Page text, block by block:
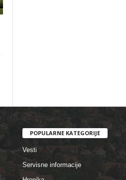
POPULARNE KATEGORIJE
Vesti
Servisne informacije